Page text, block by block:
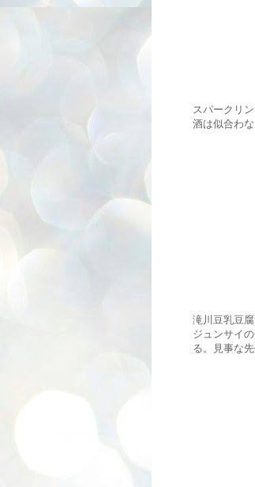
スパークリ
酒は似合わ
滝川豆乳豆
ジュンサイ
る。見事な